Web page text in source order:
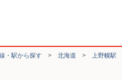
・駅から探す > 北海道 > 上野幌駅